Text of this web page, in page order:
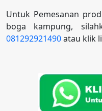
Untuk Pemesanan
boga kampung,
081292921490atau klik